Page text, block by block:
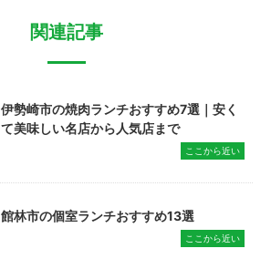
関連記事
伊勢崎市の焼肉ランチおすすめ7選｜安く
て美味しい名店から人気店まで
ここから近い
館林市の個室ランチおすすめ13選
ここから近い